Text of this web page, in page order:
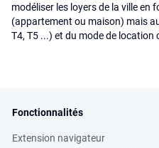
modéliser les loyers de la ville en
(appartement ou maison) mais
T4, T5 ...) et du mode de location
Fonctionnalités
Extension navigateur